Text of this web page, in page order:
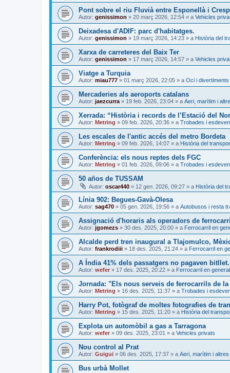
Pont sobre el riu Fluvià entre Esponellà i
Autor: genissimon » 20 març 2026, 12:54 » a Vehicles
Deixadesa d'ADIF: parc d'habitatges.
Autor: genissimon » 19 març 2026, 14:23 » a Història del
Xarxa de carreteres del Baix Ter
Autor: genissimon » 17 març 2026, 14:57 » a Vehicles
Viatge a Turquia
Autor: miau777 » 01 març 2026, 22:05 » a Oci i divertiments
Mercaderies als aeroports catalans
Autor: jaezcurra » 19 feb. 2026, 23:04 » a Aeri, marítim i
Xerrada: “Història i records de l’Estació del
Autor: Metring » 09 feb. 2026, 20:36 » a Trobades i
Les escales de l'antic accés del metro Bordeta
Autor: Metring » 09 feb. 2026, 14:07 » a Història del
Conferència: els nous reptes dels FGC
Autor: Metring » 01 feb. 2026, 09:06 » a Trobades i
50 años de TUSSAM
Autor: oscar440 » 12 gen. 2026, 09:27 » a Història del
Línia 902: Begues-Gavà-Olesa
Autor: sag470 » 05 gen. 2026, 19:56 » a Autobusos i resta
Assignació d'horaris als operadors de ferrocarril
Autor: jgomezs » 30 des. 2025, 20:00 » a Ferrocarril en
Alcalde perd tren inaugural a Tlajomulco,
Autor: frankrodiii » 18 des. 2025, 21:24 » a Ferrocarril en
A Índia 41% dels passatgers no pagaven
Autor: wefer » 17 des. 2025, 20:22 » a Ferrocarril en general
Jornada: "Els nous serveis de ferrocarrils de
Autor: Metring » 16 des. 2025, 11:37 » a Trobades i
Harry Pot, fotògraf de moltes fotografies de
Autor: Metring » 15 des. 2025, 11:20 » a Història del
Explota un automòbil a gas a Tarragona
Autor: wefer » 09 des. 2025, 23:01 » a Vehicles privats
Nou control al Prat
Autor: Guigui » 06 des. 2025, 17:37 » a Aeri, marítim i altres
Bus urbà Mollet